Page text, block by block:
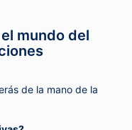
mundo del
de la mano de la